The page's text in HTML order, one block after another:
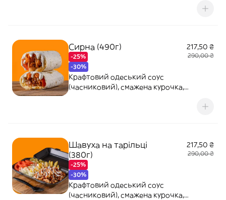
Сирна (490г)
-25%
-30%
217,50 ₴
290,00 ₴
Крафтовий одеський соус
(часниковий), смажена курочка,
Шавуха на тарільці
(380г)
-25%
-30%
217,50 ₴
290,00 ₴
Крафтовий одеський соус
(часниковий), смажена курочка,